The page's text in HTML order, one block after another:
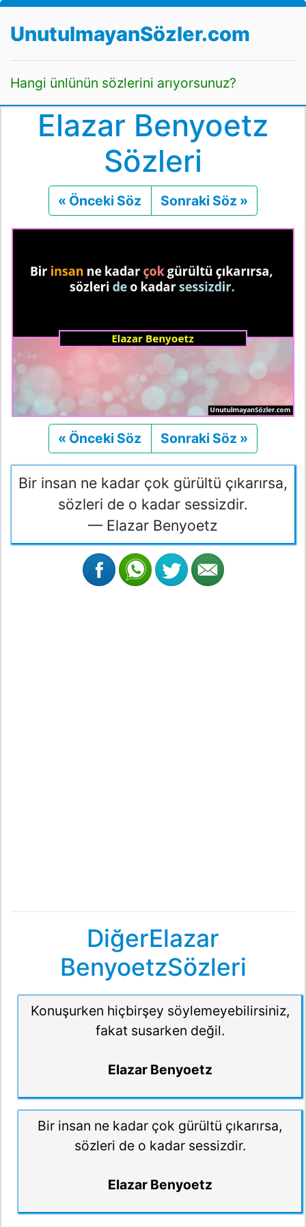
UnutulmayanSözler.com
Hangi ünlünün sözlerini arıyorsunuz?
Elazar Benyoetz
Sözleri
« Önceki Söz Önceki
Sonraki Söz »
« Önceki Söz Önceki
Sonraki Söz »
Bir insan ne kadar çok gürültü çıkarırsa,
sözleri de o kadar sessizdir.
— Elazar Benyoetz
DiğerElazar
BenyoetzSözleri
Konuşurken hiçbirşey söylemeyebilirsiniz,
fakat susarken değil.
Elazar Benyoetz
Bir insan ne kadar çok gürültü çıkarırsa,
sözleri de o kadar sessizdir.
Elazar Benyoetz